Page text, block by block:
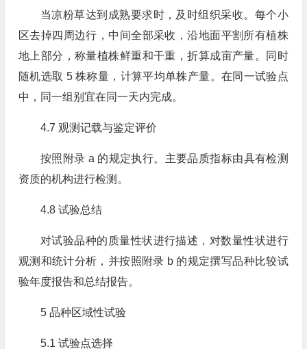
当凉粉草达到成熟要求时，及时组织采收。每个小
区去掉四周边行，中间全部采收，沿地面平割所有植株
地上部分，称量植株鲜重和干重，折算成亩产量。同时
随机选取 5 株称量，计算平均单株产量。在同一试验点
中，同一组别宜在同一天内完成。
4.7 观测记载与鉴定评价
按照附录 a 的规定执行。主要品质指标由具有检测
资质的机构进行检测。
4.8 试验总结
对试验品种的质量性状进行描述，对数量性状进行
观测和统计分析，并按照附录 b 的规定撰写品种比较试
验年度报告和总结报告。
5 品种区域性试验
5.1 试验点选择